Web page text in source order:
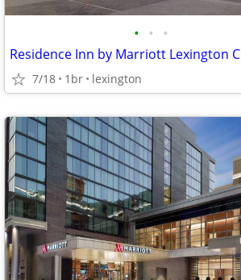
• • •
7/18 1br lexington